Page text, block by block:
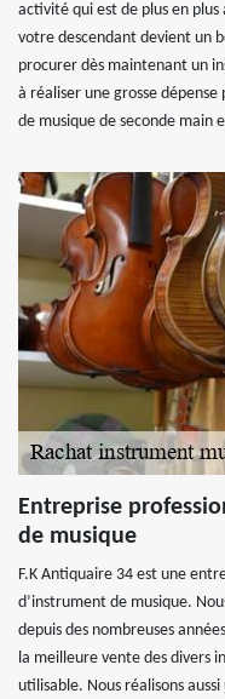
activité qui est de plus en
votre descendant devient un
procurer dès maintenant un
à réaliser une grosse
de musique de seconde main
Entreprise
de musique
F.K Antiquaire 34 est une
d’instrument de musique.
depuis des nombreuses
la meilleure vente des divers
utilisable. Nous réalisons